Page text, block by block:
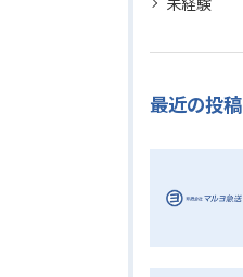
最近の投稿